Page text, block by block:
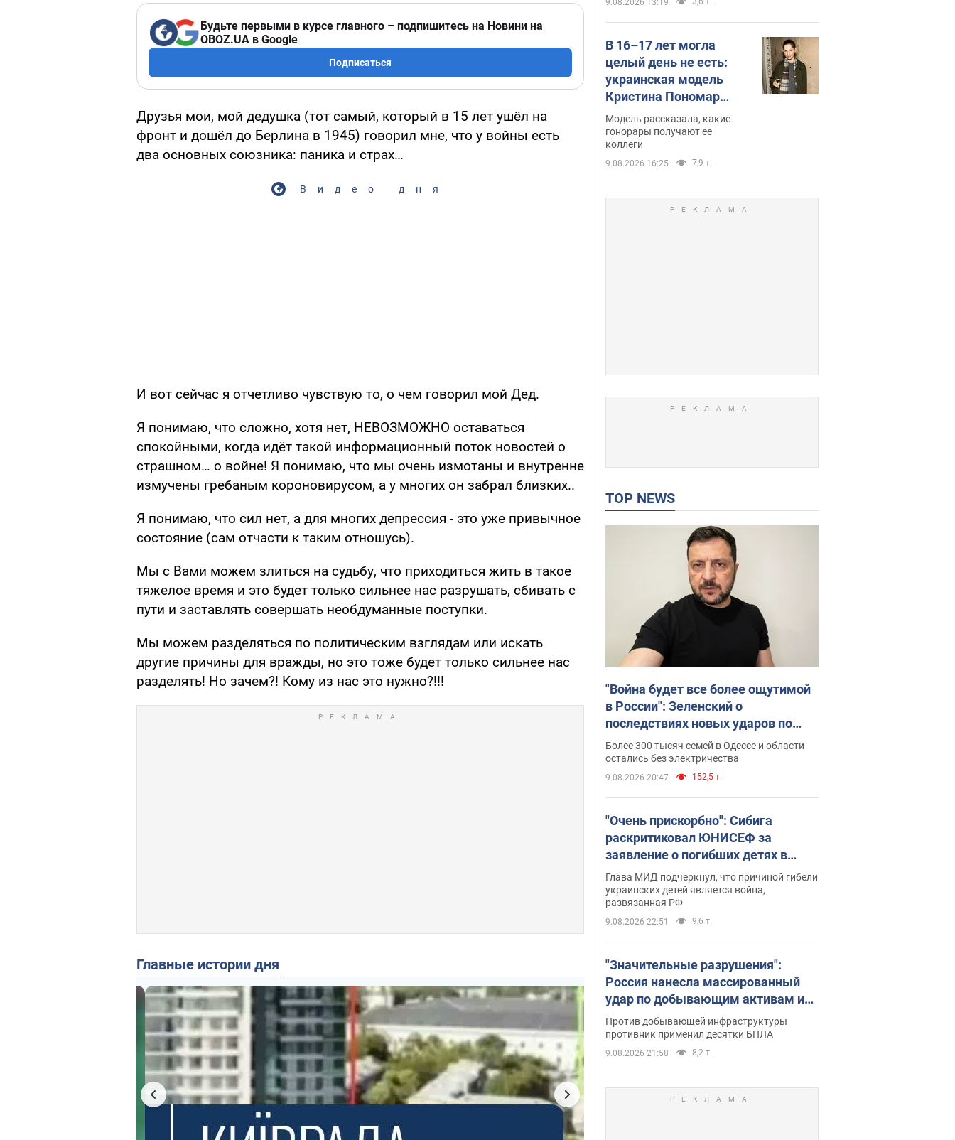
Будьте первыми в курсе главного – подпишитесь на Новини на
OBOZ.UA в Google
Подписаться
Друзья мои, мой дедушка (тот самый, который в 15 лет ушёл на
фронт и дошёл до Берлина в 1945) говорил мне, что у войны есть
два основных союзника: паника и страх…
Видео дня
И вот сейчас я отчетливо чувствую то, о чем говорил мой Дед.
Я понимаю, что сложно, хотя нет, НЕВОЗМОЖНО оставаться
спокойными, когда идёт такой информационный поток новостей о
страшном… о войне! Я понимаю, что мы очень измотаны и внутренне
измучены гребаным короновирусом, а у многих он забрал близких..
Я понимаю, что сил нет, а для многих депрессия - это уже привычное
состояние (сам отчасти к таким отношусь).
Мы с Вами можем злиться на судьбу, что приходиться жить в такое
тяжелое время и это будет только сильнее нас разрушать, сбивать с
пути и заставлять совершать необдуманные поступки.
Мы можем разделяться по политическим взглядам или искать
другие причины для вражды, но это тоже будет только сильнее нас
разделять! Но зачем?! Кому из нас это нужно?!!!
Главные истории дня
9.08.2026 13:19
В 16–17 лет могла
целый день не есть:
украинская модель
Кристина Пономар
рассказала о страшной
стороне модельной
карьеры
Модель рассказала, какие
гонорары получают ее
коллеги
9.08.2026 16:25 7,9 т.
TOP NEWS
"Война будет все более ощутимой
в России": Зеленский о
последствиях новых ударов по
Украине, важных отчетах и атаках
на объекты противника. Видео
Более 300 тысяч семей в Одессе и области
остались без электричества
9.08.2026 20:47 152,5 т.
"Очень прискорбно": Сибига
раскритиковал ЮНИСЕФ за
заявление о погибших детях в
Украине
Глава МИД подчеркнул, что причиной гибели
украинских детей является война,
развязанная РФ
9.08.2026 22:51 9,6 т.
"Значительные разрушения":
Россия нанесла массированный
удар по добывающим активам и
буровой площадке "Укрнафты"
Против добывающей инфраструктуры
противник применил десятки БПЛА
9.08.2026 21:58 8,2 т.